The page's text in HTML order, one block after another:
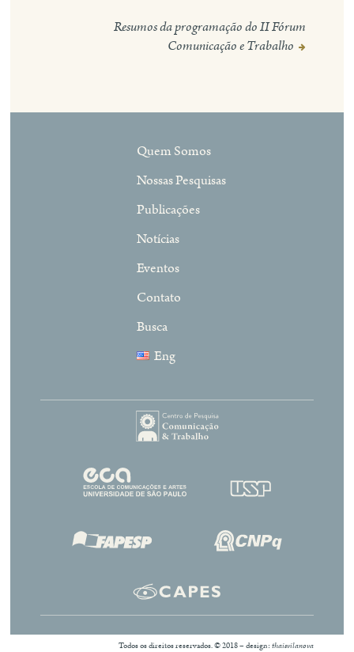
Resumos da programação do II Fórum
Comunicação e Trabalho
Quem Somos
Nossas Pesquisas
Publicações
Notícias
Eventos
Contato
Busca
Eng
Todos os direitos reservados. © 2018 – design:thaisvilanova